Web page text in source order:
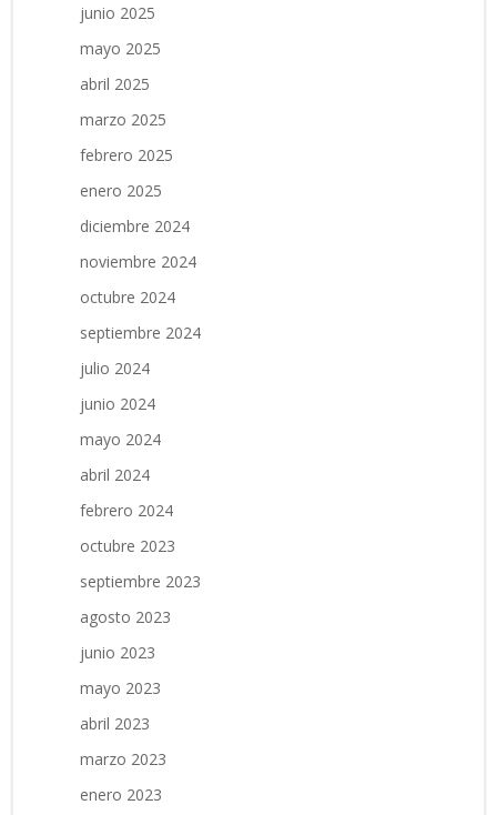
junio 2025
mayo 2025
abril 2025
marzo 2025
febrero 2025
enero 2025
diciembre 2024
noviembre 2024
octubre 2024
septiembre 2024
julio 2024
junio 2024
mayo 2024
abril 2024
febrero 2024
octubre 2023
septiembre 2023
agosto 2023
junio 2023
mayo 2023
abril 2023
marzo 2023
enero 2023